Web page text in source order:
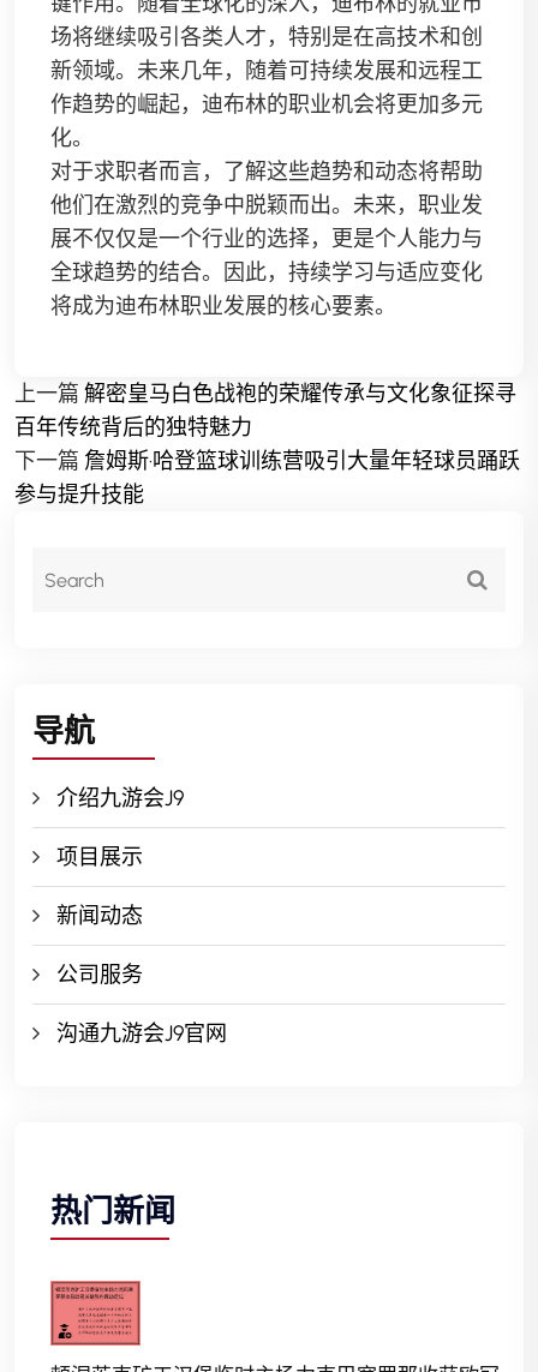
场将继续吸引各类人才，特别是在高技术和创
新领域。未来几年，随着可持续发展和远程工
作趋势的崛起，迪布林的职业机会将更加多元
化。
对于求职者而言，了解这些趋势和动态将帮助
他们在激烈的竞争中脱颖而出。未来，职业发
展不仅仅是一个行业的选择，更是个人能力与
全球趋势的结合。因此，持续学习与适应变化
将成为迪布林职业发展的核心要素。
上一篇 解密皇马白色战袍的荣耀传承与文化象征探寻
百年传统背后的独特魅力
下一篇 詹姆斯·哈登篮球训练营吸引大量年轻球员踊跃
参与提升技能
导航
介绍九游会J9
项目展示
新闻动态
公司服务
沟通九游会J9官网
热门新闻